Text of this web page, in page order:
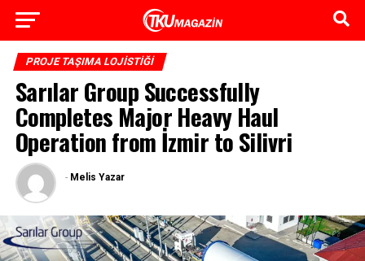
PROJE TAŞIMA LOJISTIĞI
Sarılar Group Successfully
Completes Major Heavy Haul
Operation from İzmir to Silivri
- Melis Yazar